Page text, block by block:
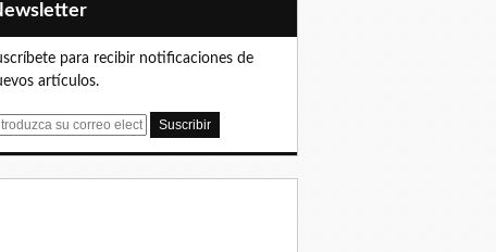
Newsletter
para recibir notificaciones de
artículos.